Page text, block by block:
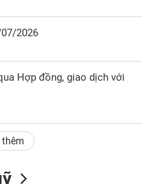
2026
Hợp đồng, giao dịch với
thêm